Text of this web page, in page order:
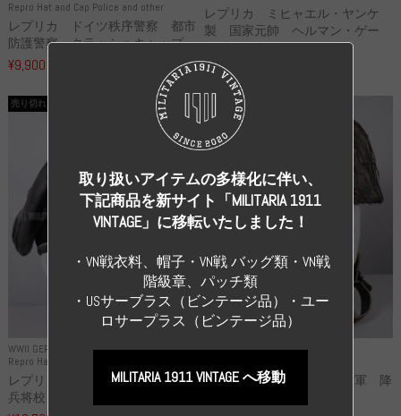
Repro Hat and Cap Police and other
レプリカ ドイツ秩序警察 都市
防護警察 クラッシュキャップ...
¥9,900
レプリカ ミヒャエル・ヤンケ
製 国家元帥 ヘルマン・ゲー
リ...
¥55,000
WWII GERMANY
Repro Hat and Cap SS and WSS
売り切れ
レプリカ 武装親衛隊 WSS 歩
兵将校 クラッシュキャップ ...
WWII GERMANY
売り切れ
高品質レプリカ ドイツ空軍 降
取り扱いアイテムの多様化に伴い、
下記商品を新サイト「MILITARIA 1911
VINTAGE」に移転いたしました！
・VN戦衣料、帽子・VN戦 バッグ類・VN戦
階級章、パッチ類
・USサーブラス（ビンテージ品）・ユー
ロサープラス（ビンテージ品）
MILITARIA 1911 VINTAGE へ移動